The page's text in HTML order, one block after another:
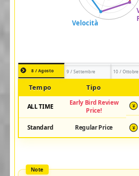
8 / Agosto 9 / Settembre 10 / Ottobre
Tempo Tipo
ALL TIME
Early Bird Review
Price!
¥
Standard Regular Price ¥